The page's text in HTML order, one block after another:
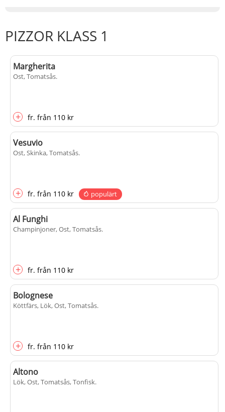
PIZZOR KLASS 1
Margherita
Ost, Tomatsås.
+ fr. från 110 kr
Vesuvio
Ost, Skinka, Tomatsås.
+ fr. från 110 kr populärt
Al Funghi
Champinjoner, Ost, Tomatsås.
+ fr. från 110 kr
Bolognese
Köttfärs, Lök, Ost, Tomatsås.
+ fr. från 110 kr
Altono
Lök, Ost, Tomatsås, Tonfisk.